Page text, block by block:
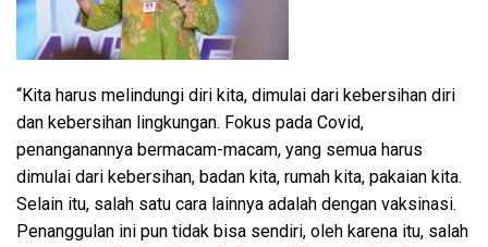
“Kita harus melindungi diri kita, dimulai dari kebersihan diri
dan kebersihan lingkungan. Fokus pada Covid,
penanganannya bermacam-macam, yang semua harus
dimulai dari kebersihan, badan kita, rumah kita, pakaian kita.
Selain itu, salah satu cara lainnya adalah dengan vaksinasi.
Penanggulan ini pun tidak bisa sendiri, oleh karena itu, salah